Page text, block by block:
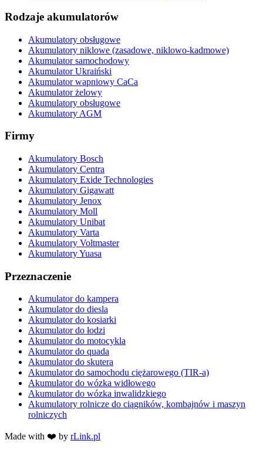
Rodzaje akumulatorów
Akumulatory obsługowe
Akumulatory niklowe (zasadowe, niklowo-kadmowe)
Akumulator samochodowy
Akumulator Ukraiński
Akumulator wapniowy CaCa
Akumulator żelowy
Akumulatory obsługowe
Akumulatory AGM
Firmy
Akumulatory Bosch
Akumulatory Centra
Akumulatory Exide Technologies
Akumulatory Gigawatt
Akumulatory Jenox
Akumulatory Moll
Akumulatory Unibat
Akumulatory Varta
Akumulatory Voltmaster
Akumulatory Yuasa
Przeznaczenie
Akumulator do kampera
Akumulator do diesla
Akumulator do kosiarki
Akumulator do łodzi
Akumulator do motocykla
Akumulator do quada
Akumulator do skutera
Akumulator do samochodu ciężarowego (TIR-a)
Akumulator do wózka widłowego
Akumulator do wózka inwalidzkiego
Akumulatory rolnicze do ciągników, kombajnów i maszyn
rolniczych
Made with ❤️ by rLink.pl